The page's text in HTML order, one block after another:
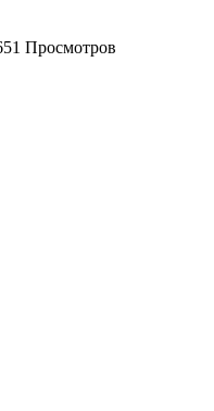
Просмотров